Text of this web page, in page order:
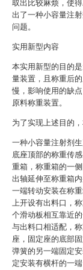
取出比较麻烦，使
出了一种小容量注
问题。
实用新型内容
本实用新型的目的
量装置，且称重后
慢，影响使用的缺
原料称重装置。
为了实现上述目的
一种小容量注射剂
底座顶部的称重传
重箱，称重箱的一
出轴延伸至称重箱
一端转动安装在称
上开设有出料口，
个滑动板相互靠近
与出料口相适配，
座，固定座的底部
弹簧的另一端固定
定安装有横杆的一